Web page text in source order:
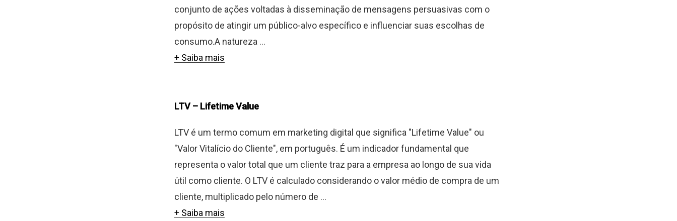
conjunto de ações voltadas à disseminação de mensagens persuasivas com o
propósito de atingir um público-alvo específico e influenciar suas escolhas de
consumo.A natureza ...
+ Saiba mais
LTV – Lifetime Value
LTV é um termo comum em marketing digital que significa "Lifetime Value" ou
"Valor Vitalício do Cliente", em português. É um indicador fundamental que
representa o valor total que um cliente traz para a empresa ao longo de sua vida
útil como cliente. O LTV é calculado considerando o valor médio de compra de um
cliente, multiplicado pelo número de ...
+ Saiba mais